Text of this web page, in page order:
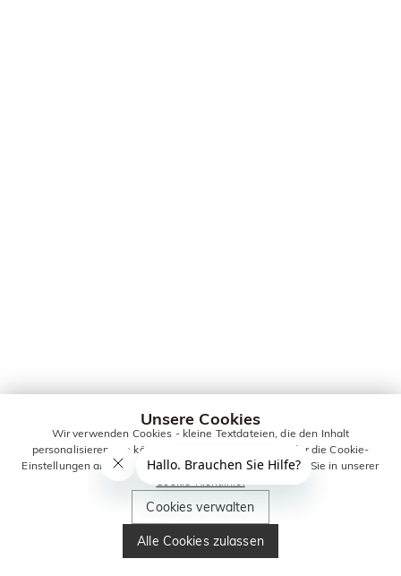
Unsere Cookies
Wir verwenden Cookies - kleine Textdateien, die den Inhalt
personalisieren. Sie können alle Cookies zulassen oder die Cookie-
Einstellungen anpassen. Weitere Informationen erhalten Sie in unserer
Cookie-Richtlinie.
Cookies verwalten
Alle Cookies zulassen